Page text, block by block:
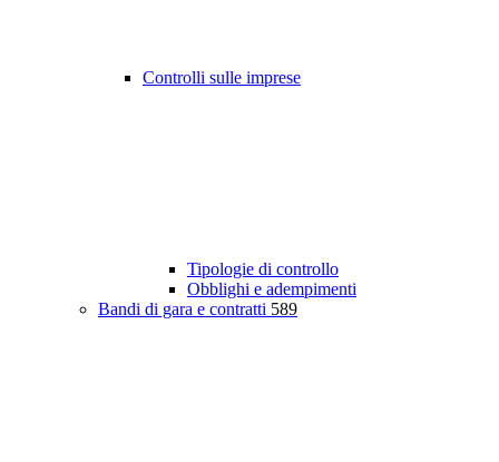
Controlli sulle imprese
Tipologie di controllo
Obblighi e adempimenti
Bandi di gara e contratti 589